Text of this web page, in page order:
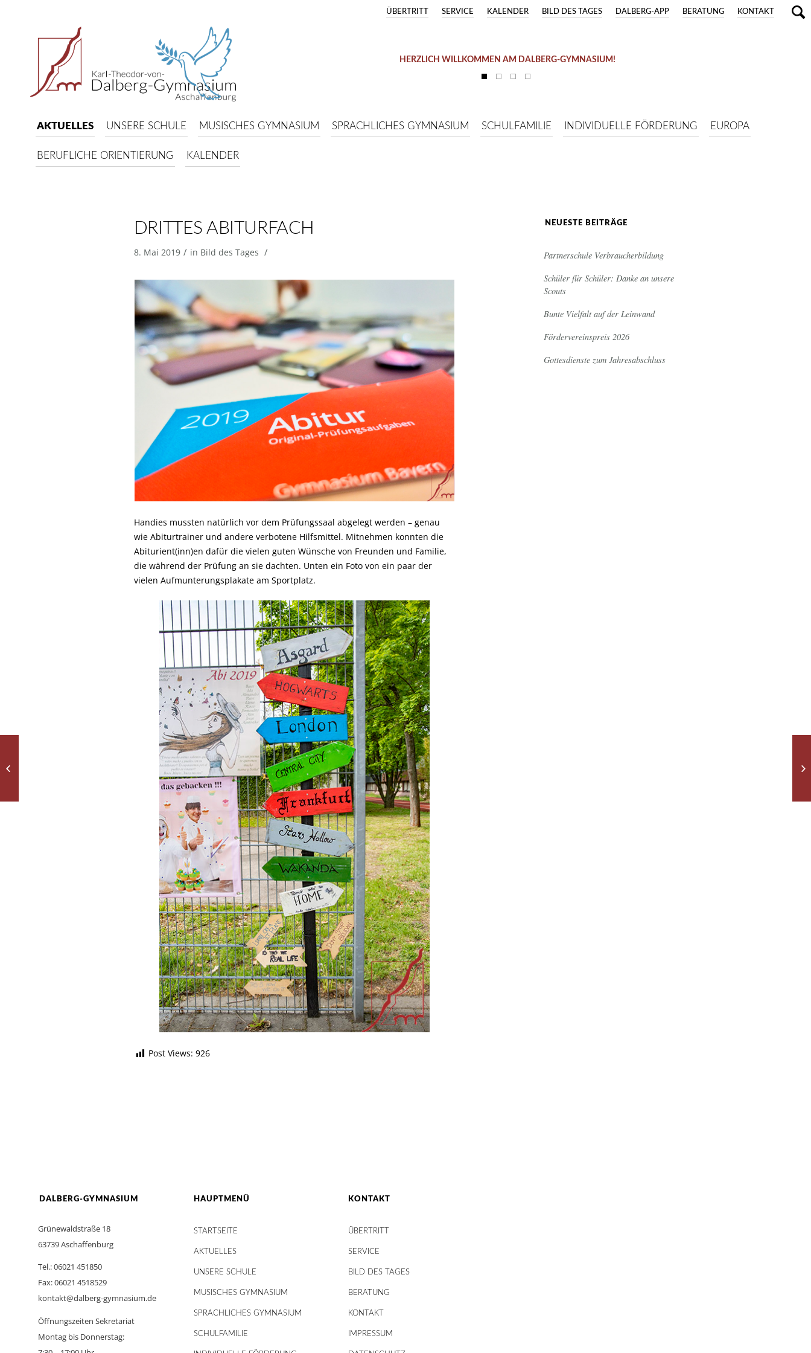
KONTAKT
BERATUNG
DALBERG-APP
BILD DES TAGES
KALENDER
SERVICE
ÜBERTRITT
HERZLICH WILLKOMMEN AM DALBERG-GYMNASIUM!
AKTUELLES UNSERE SCHULE MUSISCHES GYMNASIUM SPRACHLICHES GYMNASIUM SCHULFAMILIE INDIVIDUELLE FÖRDERUNG EUROPA
BERUFLICHE ORIENTIERUNG KALENDER
DRITTES ABITURFACH
8. Mai 2019 / in Bild des Tages /
Handies mussten natürlich vor dem Prüfungssaal abgelegt werden – genau
wie Abiturtrainer und andere verbotene Hilfsmittel. Mitnehmen konnten die
Abiturient(inn)en dafür die vielen guten Wünsche von Freunden und Familie,
die während der Prüfung an sie dachten. Unten ein Foto von ein paar der
vielen Aufmunterungsplakate am Sportplatz.
Post Views: 926
NEUESTE BEITRÄGE
Partnerschule Verbraucherbildung
Schüler für Schüler: Danke an unsere
Scouts
Bunte Vielfalt auf der Leinwand
Fördervereinspreis 2026
Gottesdienste zum Jahresabschluss
DALBERG-GYMNASIUM
Grünewaldstraße 18
63739 Aschaffenburg
Tel.: 06021 451850
Fax: 06021 4518529
kontakt@dalberg-gymnasium.de
Öffnungszeiten Sekretariat
Montag bis Donnerstag:
HAUPTMENÜ
STARTSEITE
AKTUELLES
UNSERE SCHULE
MUSISCHES GYMNASIUM
SPRACHLICHES GYMNASIUM
SCHULFAMILIE
KONTAKT
ÜBERTRITT
SERVICE
BILD DES TAGES
BERATUNG
KONTAKT
IMPRESSUM